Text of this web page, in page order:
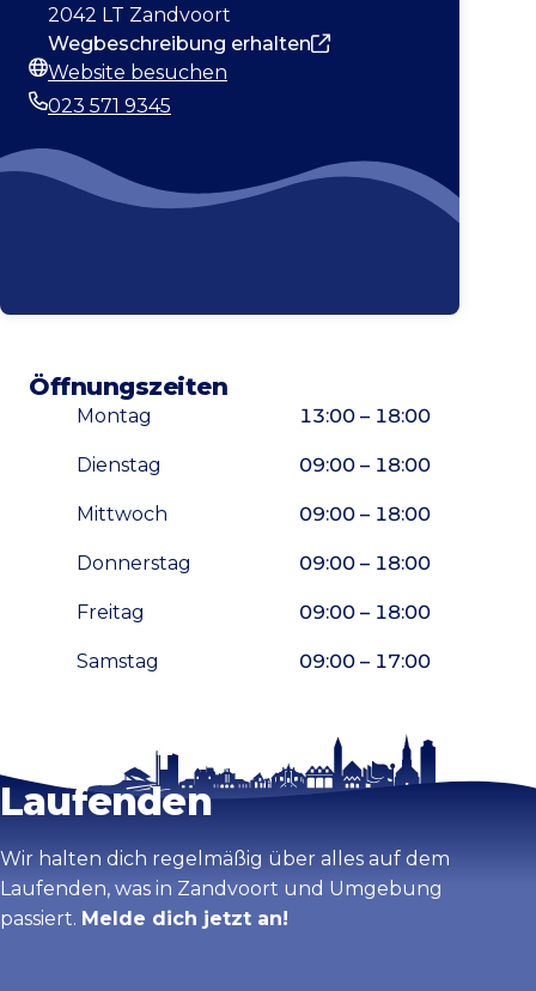
2042 LT Zandvoort
Wegbeschreibung erhalten
Webseite
Website besuchen
023 571 9345
Öffnungszeiten
Montag 13:00 – 18:00
Dienstag 09:00 – 18:00
Mittwoch 09:00 – 18:00
Donnerstag 09:00 – 18:00
Freitag 09:00 – 18:00
Samstag 09:00 – 17:00
Karte vergrößern
Bleib auf dem
Laufenden
Wir halten dich regelmäßig über alles auf dem
Laufenden, was in Zandvoort und Umgebung
passiert. Melde dich jetzt an!